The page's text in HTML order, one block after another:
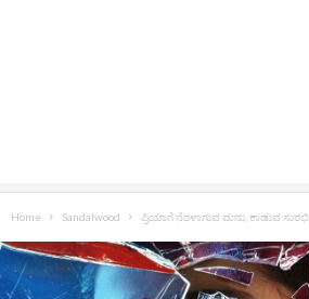
Home Sandalwood ಪ್ರಿಯಾಗೆ ನೆರಳಾಗುವ ಮನು, ಕಾಡುವ ಸುರಭಿ